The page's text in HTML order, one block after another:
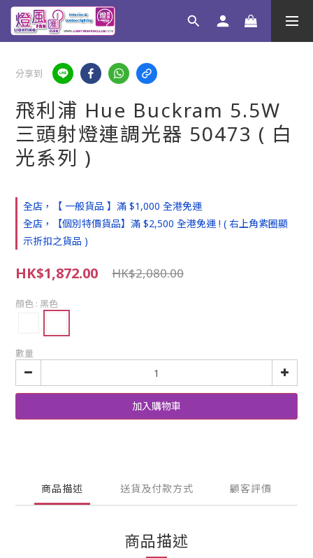
分享到
飛利浦 Hue Buckram 5.5W
三頭射燈連調光器 50473 ( 白
光系列 )
全店，【 一般貨品 】滿 $1,000 全港免運
全店，【個別特價貨品】滿 $2,500 全港免運 ! ( 右上角紫圈顯
示折扣之貨品 )
HK$1,872.00 HK$2,080.00
顏色 : 黑色
數量
加入購物車
商品描述 送貨及付款方式 顧客評價
商品描述